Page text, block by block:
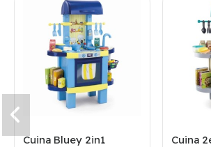
Cuina Bluey 2in1 Cuina